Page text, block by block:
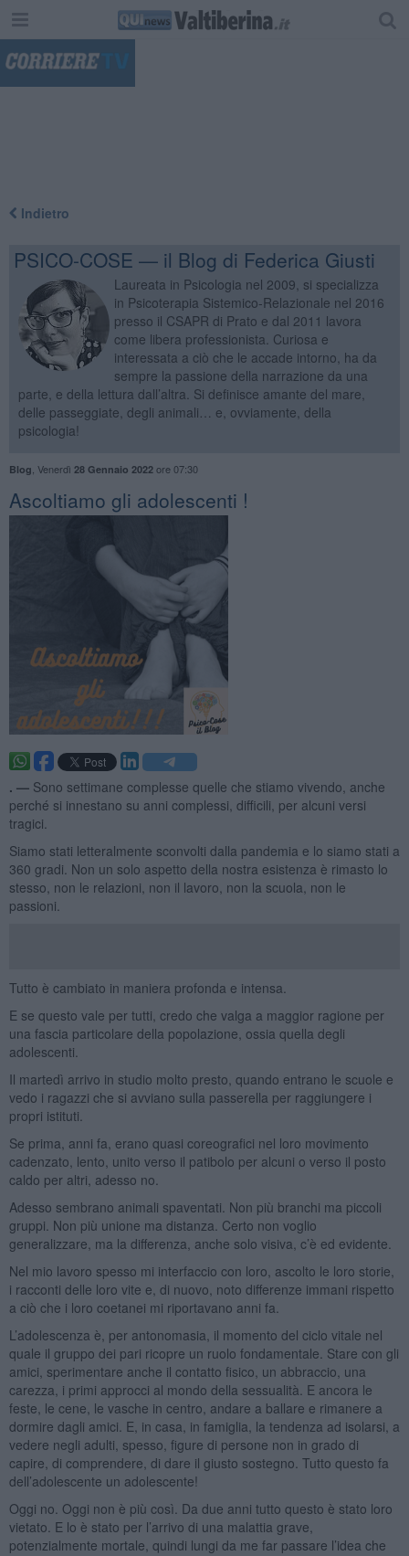
Indietro
PSICO-COSE — il Blog di Federica Giusti
Laureata in Psicologia nel 2009, si specializza
in Psicoterapia Sistemico-Relazionale nel 2016
presso il CSAPR di Prato e dal 2011 lavora
come libera professionista. Curiosa e
interessata a ciò che le accade intorno, ha da
sempre la passione della narrazione da una
parte, e della lettura dall’altra. Si definisce amante del mare,
delle passeggiate, degli animali… e, ovviamente, della
psicologia!
Blog Venerdì 28 Gennaio 2022ore 07:30
Ascoltiamo gli adolescenti !
. — Sono settimane complesse quelle che stiamo vivendo, anche
perché si innestano su anni complessi, difficili, per alcuni versi
tragici.
Siamo stati letteralmente sconvolti dalla pandemia e lo siamo stati a
360 gradi. Non un solo aspetto della nostra esistenza è rimasto lo
stesso, non le relazioni, non il lavoro, non la scuola, non le
passioni.
Tutto è cambiato in maniera profonda e intensa.
E se questo vale per tutti, credo che valga a maggior ragione per
una fascia particolare della popolazione, ossia quella degli
adolescenti.
Il martedì arrivo in studio molto presto, quando entrano le scuole e
vedo i ragazzi che si avviano sulla passerella per raggiungere i
propri istituti.
Se prima, anni fa, erano quasi coreografici nel loro movimento
cadenzato, lento, unito verso il patibolo per alcuni o verso il posto
caldo per altri, adesso no.
Adesso sembrano animali spaventati. Non più branchi ma piccoli
gruppi. Non più unione ma distanza. Certo non voglio
generalizzare, ma la differenza, anche solo visiva, c’è ed evidente.
Nel mio lavoro spesso mi interfaccio con loro, ascolto le loro storie,
i racconti delle loro vite e, di nuovo, noto differenze immani rispetto
a ciò che i loro coetanei mi riportavano anni fa.
L’adolescenza è, per antonomasia, il momento del ciclo vitale nel
quale il gruppo dei pari ricopre un ruolo fondamentale. Stare con gli
amici, sperimentare anche il contatto fisico, un abbraccio, una
carezza, i primi approcci al mondo della sessualità. E ancora le
feste, le cene, le vasche in centro, andare a ballare e rimanere a
dormire dagli amici. E, in casa, in famiglia, la tendenza ad isolarsi, a
vedere negli adulti, spesso, figure di persone non in grado di
capire, di comprendere, di dare il giusto sostegno. Tutto questo fa
dell’adolescente un adolescente!
Oggi no. Oggi non è più così. Da due anni tutto questo è stato loro
vietato. E lo è stato per l’arrivo di una malattia grave,
potenzialmente mortale, quindi lungi da me far passare l’idea che